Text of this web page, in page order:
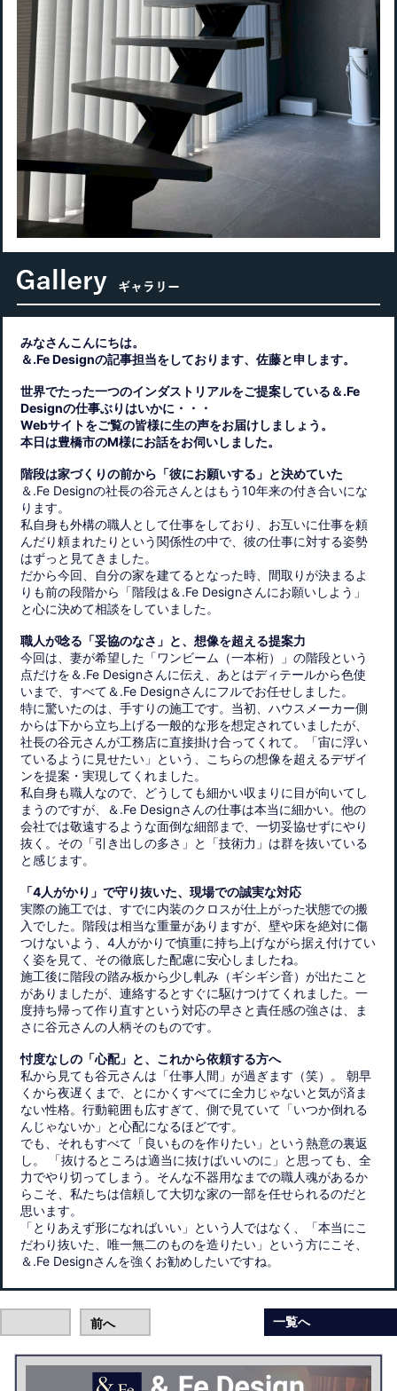
みなさんこんにちは。
＆.Fe Designの記事担当をしております、佐藤と申します。
世界でたった一つのインダストリアルをご提案している＆.Fe
Designの仕事ぶりはいかに・・・
Webサイトをご覧の皆様に生の声をお届けしましょう。
本日は豊橋市のM様にお話をお伺いしました。
階段は家づくりの前から「彼にお願いする」と決めていた
＆.Fe Designの社長の谷元さんとはもう10年来の付き合いにな
ります。
私自身も外構の職人として仕事をしており、お互いに仕事を頼
んだり頼まれたりという関係性の中で、彼の仕事に対する姿勢
はずっと見てきました。
だから今回、自分の家を建てるとなった時、間取りが決まるよ
りも前の段階から「階段は＆.Fe Designさんにお願いしよう」
と心に決めて相談をしていました。
職人が唸る「妥協のなさ」と、想像を超える提案力
今回は、妻が希望した「ワンビーム（一本桁）」の階段という
点だけを＆.Fe Designさんに伝え、あとはディテールから色使
いまで、すべて＆.Fe Designさんにフルでお任せしました。
特に驚いたのは、手すりの施工です。当初、ハウスメーカー側
からは下から立ち上げる一般的な形を想定されていましたが、
社長の谷元さんが工務店に直接掛け合ってくれて。「宙に浮い
ているように見せたい」という、こちらの想像を超えるデザイ
ンを提案・実現してくれました。
私自身も職人なので、どうしても細かい収まりに目が向いてし
まうのですが、＆.Fe Designさんの仕事は本当に細かい。他の
会社では敬遠するような面倒な細部まで、一切妥協せずにやり
抜く。その「引き出しの多さ」と「技術力」は群を抜いている
と感じます。
「4人がかり」で守り抜いた、現場での誠実な対応
実際の施工では、すでに内装のクロスが仕上がった状態での搬
入でした。階段は相当な重量がありますが、壁や床を絶対に傷
つけないよう、4人がかりで慎重に持ち上げながら据え付けてい
く姿を見て、その徹底した配慮に安心しましたね。
施工後に階段の踏み板から少し軋み（ギシギシ音）が出たこと
がありましたが、連絡するとすぐに駆けつけてくれました。一
度持ち帰って作り直すという対応の早さと責任感の強さは、ま
さに谷元さんの人柄そのものです。
忖度なしの「心配」と、これから依頼する方へ
私から見ても谷元さんは「仕事人間」が過ぎます（笑）。 朝早
くから夜遅くまで、とにかくすべてに全力じゃないと気が済ま
ない性格。行動範囲も広すぎて、側で見ていて「いつか倒れる
んじゃないか」と心配になるほどです。
でも、それもすべて「良いものを作りたい」という熱意の裏返
し。 「抜けるところは適当に抜けばいいのに」と思っても、全
力でやり切ってしまう。そんな不器用なまでの職人魂があるか
らこそ、私たちは信頼して大切な家の一部を任せられるのだと
思います。
「とりあえず形になればいい」という人ではなく、「本当にこ
だわり抜いた、唯一無二のものを造りたい」という方にこそ、
＆.Fe Designさんを強くお勧めしたいですね。
前へ 一覧へ